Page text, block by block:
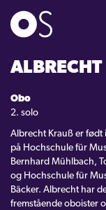
ALBRECHT
Obo
2. solo
Albrecht Krauß er født
på Hochschule für
Bernhard Mühlbach,
og Hochschule für
Bäcker. Albrecht har
fremstående oboister